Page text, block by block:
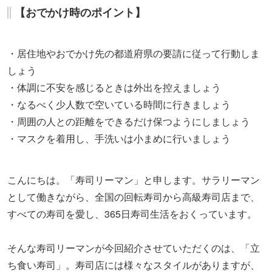
【おでかけ時のポイント】
・居住地やおでかけ先の都道府県の要請に従って行動しま
しょう
・体調に不安を感じるときは外出を控えましょう
・なるべく少人数で空いている時間に行きましょう
・周囲の人との距離をできるだけ保つようにしましょう
・マスクを着用し、手洗いは小まめに行いましょう
こんにちは。「寿司リーマン」と申します。サラリーマン
として働きながら、全国の回転寿司から高級寿司店まで、
すべての寿司を愛し、365日寿司生活をおくっています。
そんな寿司リーマンが今回紹介させていただくのは、「立
ち食い寿司」。寿司店には様々なスタイルがありますが、